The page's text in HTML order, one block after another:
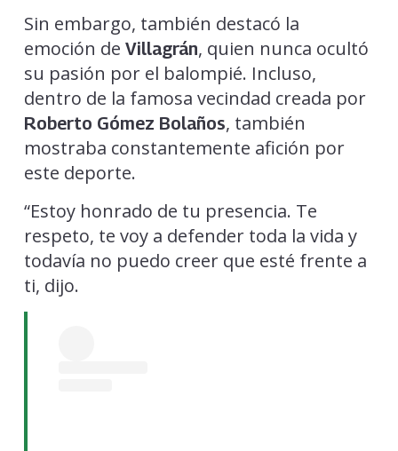
Sin embargo, también destacó la
emoción de Villagrán, quien nunca ocultó
su pasión por el balompié. Incluso,
dentro de la famosa vecindad creada por
Roberto Gómez Bolaños, también
mostraba constantemente afición por
este deporte.
“Estoy honrado de tu presencia. Te
respeto, te voy a defender toda la vida y
todavía no puedo creer que esté frente a
ti, dijo.